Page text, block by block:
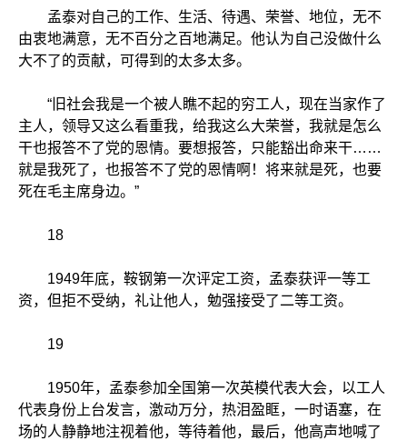
孟泰对自己的工作、生活、待遇、荣誉、地位，无不
由衷地满意，无不百分之百地满足。他认为自己没做什么
大不了的贡献，可得到的太多太多。
“旧社会我是一个被人瞧不起的穷工人，现在当家作了
主人，领导又这么看重我，给我这么大荣誉，我就是怎么
干也报答不了党的恩情。要想报答，只能豁出命来干……
就是我死了，也报答不了党的恩情啊！将来就是死，也要
死在毛主席身边。”
18
1949年底，鞍钢第一次评定工资，孟泰获评一等工
资，但拒不受纳，礼让他人，勉强接受了二等工资。
19
1950年，孟泰参加全国第一次英模代表大会，以工人
代表身份上台发言，激动万分，热泪盈眶，一时语塞，在
场的人静静地注视着他，等待着他，最后，他高声地喊了